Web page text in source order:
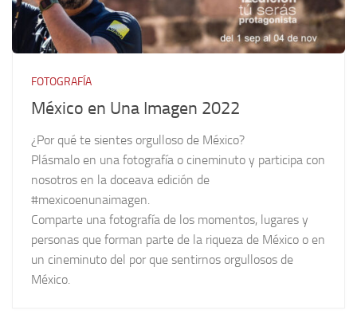
FOTOGRAFÍA
México en Una Imagen 2022
¿Por qué te sientes orgulloso de México?
Plásmalo en una fotografía o cineminuto y participa con
nosotros en la doceava edición de
#mexicoenunaimagen.
Comparte una fotografía de los momentos, lugares y
personas que forman parte de la riqueza de México o en
un cineminuto del por que sentirnos orgullosos de
México.